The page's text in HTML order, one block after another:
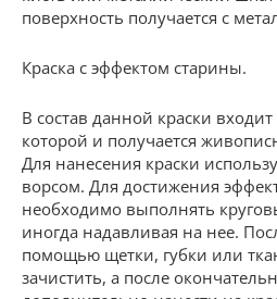
поверхность получается с
Краска с эффектом старины.
В состав данной краски входит
которой и получается
Для нанесения краски
ворсом. Для достижения
необходимо выполнять
иногда надавливая на нее.
помощью щетки, губки или
зачистить, а после